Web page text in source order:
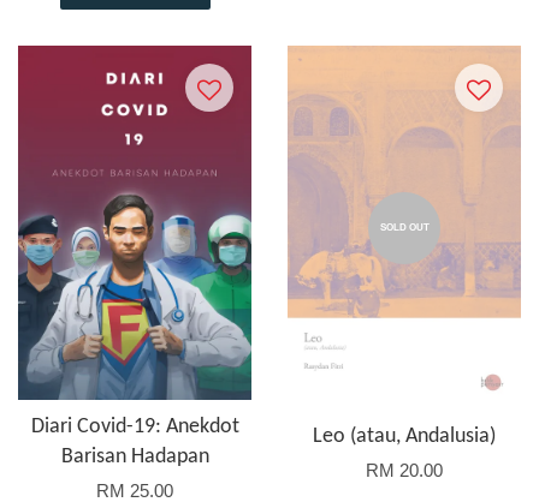
Diari Covid-19: Anekdot
Barisan Hadapan
RM 25.00
SOLD OUT
Leo (atau, Andalusia)
RM 20.00